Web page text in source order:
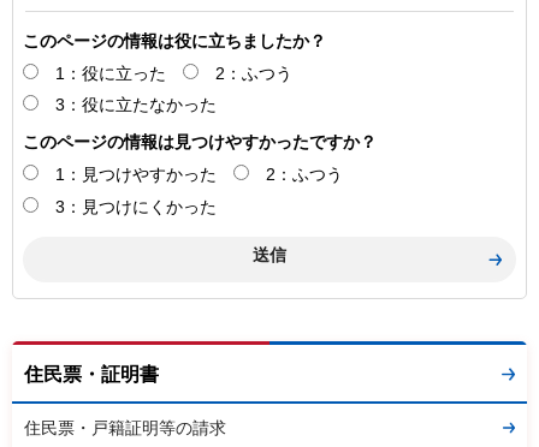
このページの情報は役に立ちましたか？
1：役に立った
2：ふつう
3：役に立たなかった
このページの情報は見つけやすかったですか？
1：見つけやすかった
2：ふつう
3：見つけにくかった
住民票・証明書
住民票・戸籍証明等の請求